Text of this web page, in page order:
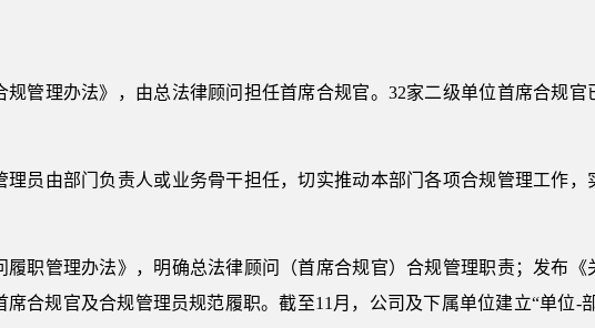
管理办法》，由总法律顾问担任首席合规官。32家二级单位首席合规官
员由部门负责人或业务骨干担任，切实推动本部门各项合规管理工作，
职管理办法》，明确总法律顾问（首席合规官）合规管理职责；发布《
合规官及合规管理员规范履职。截至11月，公司及下属单位建立“单位-